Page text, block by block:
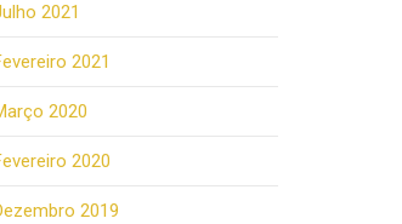
2021
2021
2020
2020
2019